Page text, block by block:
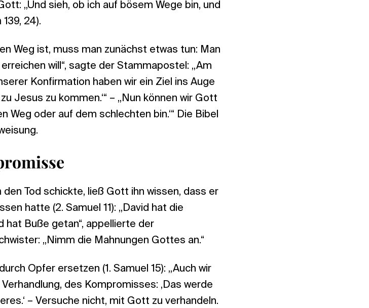
„Und sieh, ob ich auf bösem Wege bin, und
24).
Weg ist, muss man zunächst etwas tun: Man
will“, sagte der Stammapostel: „Am
Konfirmation haben wir ein Ziel ins Auge
Jesus zu kommen.‘“ – „Nun können wir Gott
Weg oder auf dem schlechten bin.‘“ Die Bibel
Tod schickte, ließ Gott ihn wissen, dass er
hatte (2. Samuel 11): „David hat die
Buße getan“, appellierte der
„Nimm die Mahnungen Gottes an.“
Opfer ersetzen (1. Samuel 15): „Auch wir
des Kompromisses: ,Das werde
– Versuche nicht, mit Gott zu verhandeln.